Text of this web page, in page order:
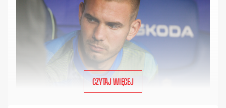
CZYTAJ WIĘCEJ